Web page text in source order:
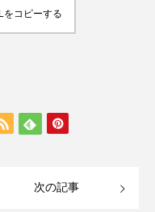
をコピーする
次の記事